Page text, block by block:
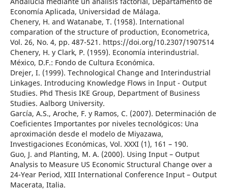
Economía Aplicada, Universidad de Málaga.
Chenery, H. and Watanabe, T. (1958). International
comparation of the structure of production, Econometrica,
Vol. 26, No. 4, pp. 487-521. https://doi.org/10.2307/1907514
Chenery, H. y Clark, P. (1959). Economía interindustrial.
México, D.F.: Fondo de Cultura Económica.
Drejer, I. (1999). Technological Change and Interindustrial
Linkages. Introducing Knowledge Flows in Input - Output
Studies. Phd Thesis IKE Group, Department of Business
Studies. Aalborg University.
García, A.S., Aroche, F. y Ramos, C. (2007). Determinación de
Coeficientes Importantes por niveles tecnológicos: Una
aproximación desde el modelo de Miyazawa,
Investigaciones Económicas, Vol. XXXI (1), 161 – 190.
Guo, J. and Planting, M. A. (2000). Using Input – Output
Analysis to Measure US Economic Structural Change over a
24-Year Period, XIII International Conference Input – Output
Macerata, Italia.